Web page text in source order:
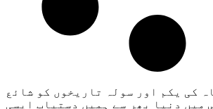
کی یکم اور سولہ تاریخوں کو شائع
میں دنیا بھر سے ہمیں دستیاب ایسی